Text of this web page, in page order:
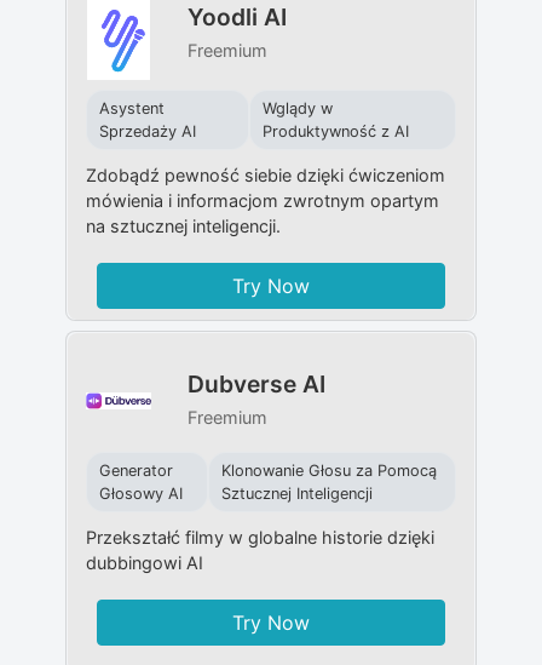
Yoodli AI
Freemium
Asystent
Sprzedaży AI
Wglądy w
Produktywność z AI
Zdobądź pewność siebie dzięki ćwiczeniom
mówienia i informacjom zwrotnym opartym
na sztucznej inteligencji.
Try Now
Dubverse AI
Freemium
Generator
Głosowy AI
Klonowanie Głosu za Pomocą
Sztucznej Inteligencji
Przekształć filmy w globalne historie dzięki
dubbingowi AI
Try Now